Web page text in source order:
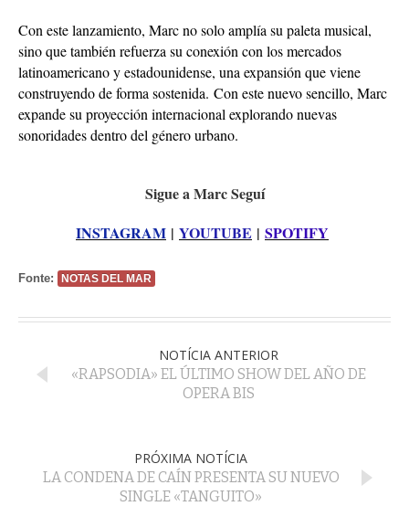
Con este lanzamiento, Marc no solo amplía su paleta musical,
sino que también refuerza su conexión con los mercados
latinoamericano y estadounidense, una expansión que viene
construyendo de forma sostenida. Con este nuevo sencillo, Marc
expande su proyección internacional explorando nuevas
sonoridades dentro del género urbano.
Sigue a Marc Seguí
INSTAGRAM | YOUTUBE | SPOTIFY
Fonte: NOTAS DEL MAR
NOTÍCIA ANTERIOR
«RAPSODIA» EL ÚLTIMO SHOW DEL AÑO DE
OPERA BIS
PRÓXIMA NOTÍCIA
LA CONDENA DE CAÍN PRESENTA SU NUEVO
SINGLE «TANGUITO»